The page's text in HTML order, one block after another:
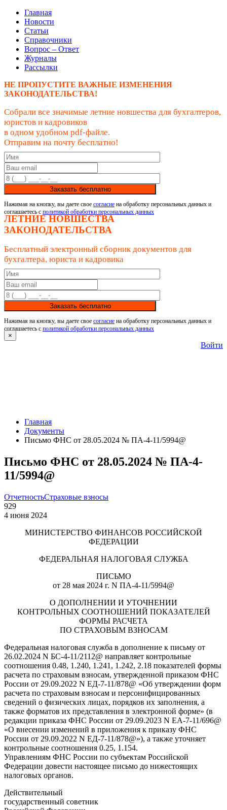
Главная
Новости
Статьи
Справочники
Вопрос – Ответ
Журналы
Рассылки
НЕ ПРОПУСТИТЕ ВАЖНЫЕ ИЗМЕНЕНИЯ
ЗАКОНОДАТЕЛЬСТВА!
Собрали все значимые летние новшества для бухгалтеров,
юристов и кадровиков
в одном удобном pdf-файле.
Отправим на почту бесплатно!
Заказать бесплатно
Нажимая на кнопку, вы даете свое согласие на обработку персональных данных и
соглашаетесь с политикой обработки персональных данных
ЛЕТНИЕ НОВШЕСТВА
ЗАКОНОДАТЕЛЬСТВА
Бесплатный электронный сборник документов для
бухгалтера, юриста и кадровика
Заказать бесплатно
Нажимая на кнопку, вы даете свое согласие на обработку персональных данных и
соглашаетесь с политикой обработки персональных данных
×
Войти
Главная
Документы
Письмо ФНС от 28.05.2024 № ПА-4-11/5994@
Письмо ФНС от 28.05.2024 № ПА-4-
11/5994@
ОтчетностьСтраховые взносы
929
4 июня 2024
МИНИСТЕРСТВО ФИНАНСОВ РОССИЙСКОЙ
ФЕДЕРАЦИИ
ФЕДЕРАЛЬНАЯ НАЛОГОВАЯ СЛУЖБА
ПИСЬМО
от 28 мая 2024 г. N ПА-4-11/5994@
О ДОПОЛНЕНИИ И УТОЧНЕНИИ
КОНТРОЛЬНЫХ СООТНОШЕНИЙ ПОКАЗАТЕЛЕЙ
ФОРМЫ РАСЧЕТА
ПО СТРАХОВЫМ ВЗНОСАМ
Федеральная налоговая служба в дополнение к письму от
26.02.2024 N БС-4-11/2112@ направляет контрольные
соотношения 0.48, 1.240, 1.241, 1.242, 2.18 показателей формы
расчета по страховым взносам, утвержденной приказом ФНС
России от 29.09.2022 N ЕД-7-11/878@ «Об утверждении форм
расчета по страховым взносам и персонифицированных
сведений о физических лицах, порядков их заполнения, а
также форматов их представления в электронной форме» (в
редакции приказа ФНС России от 29.09.2023 N ЕА-7-11/696@
«О внесении изменений в приложения к приказу ФНС
России от 29.09.2022 N ЕД-7-11/878@»), а также уточняет
контрольные соотношения 0.25, 1.154.
Управлениям ФНС России по субъектам Российской
Федерации довести настоящее письмо до нижестоящих
налоговых органов.
Действительный
государственный советник